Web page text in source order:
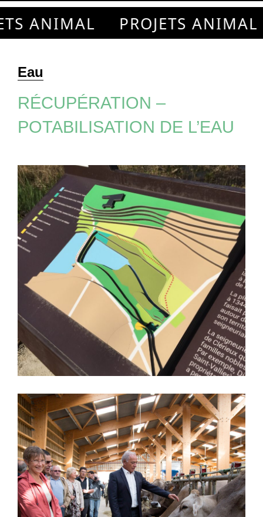
PROJETS ANIMAL
Eau
RÉCUPÉRATION –
POTABILISATION DE L’EAU